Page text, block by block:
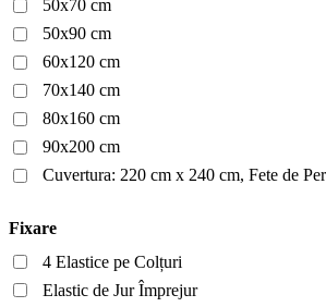
50x70 cm
50x90 cm
60x120 cm
70x140 cm
80x160 cm
90x200 cm
Cuvertura: 220 cm x 240 cm, Fete de
Fixare
4 Elastice pe Colțuri
Elastic de Jur Împrejur